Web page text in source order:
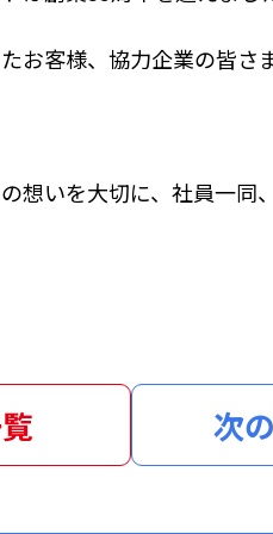
お客様、協力企業の皆さ
想いを大切に、社員一同
次